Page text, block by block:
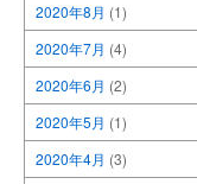
2020年8月 (1)
2020年7月 (4)
2020年6月 (2)
2020年5月 (1)
2020年4月 (3)